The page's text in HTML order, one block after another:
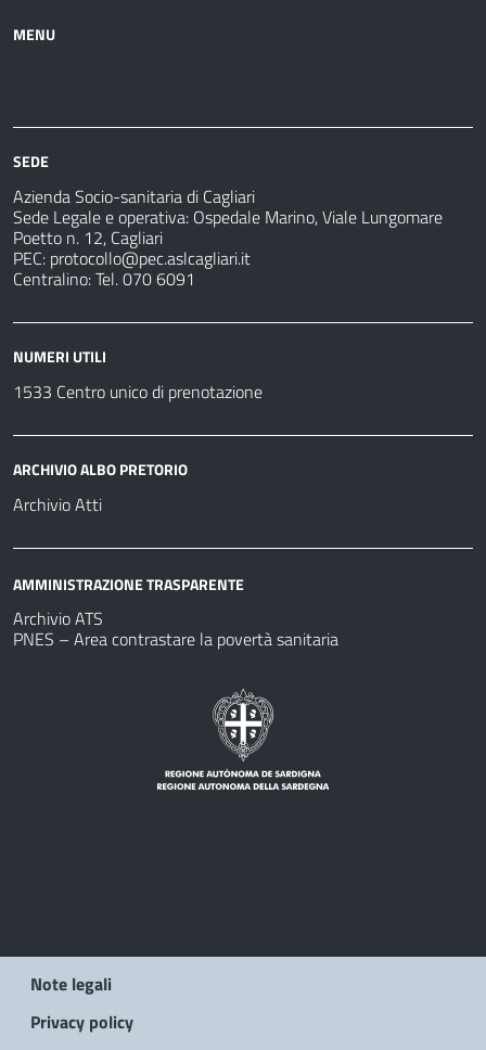
MENU
sanitarie
fare
SEDE
Azienda Socio-sanitaria di Cagliari
Sede Legale e operativa: Ospedale Marino, Viale Lungomare
Poetto n. 12, Cagliari
PEC: protocollo@pec.aslcagliari.it
Centralino: Tel. 070 6091
NUMERI UTILI
1533 Centro unico di prenotazione
ARCHIVIO ALBO PRETORIO
Archivio Atti
AMMINISTRAZIONE TRASPARENTE
Archivio ATS
PNES – Area contrastare la povertà sanitaria
Note legali
Privacy policy